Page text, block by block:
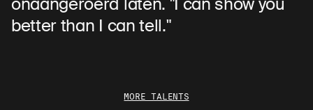
better than I can tell."
MORE TALENTS